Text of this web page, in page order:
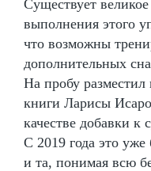
Существует
выполнения этого
что возможны
дополнительных
На пробу разместил
книги Ларисы
качестве добавки к
С 2019 года это уже
и та, понимая всю